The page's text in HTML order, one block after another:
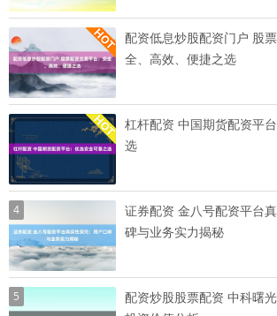
配资低息炒股配资门户 股
全、高效、便捷之选
杠杆配资 中国期货配资平
选
4
证券配资 金八号配资平台
碑与业务实力揭秘
5
配资炒股股票配资 中科曙光